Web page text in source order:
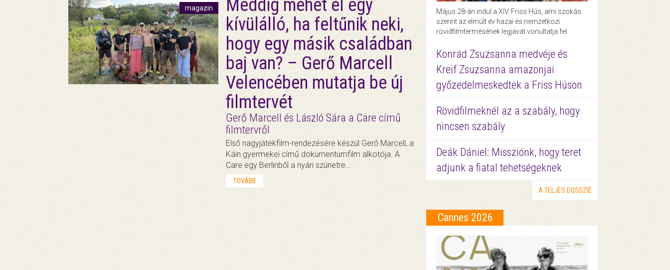
magazin
Meddig mehet el egy
kívülálló, ha feltűnik neki,
hogy egy másik családban
baj van? – Gerő Marcell
Velencében mutatja be új
filmtervét
Gerő Marcell és László Sára a Care című
filmtervről
Első nagyjátékfilm-rendezésére készül Gerő Marcell, a
Káin gyermekei című dokumentumfilm alkotója. A
Care egy Berlinből a nyári szünetre…
TOVÁBB
Május 28-án indul a XIV. Friss Hús, ami szokás
szerint az elmúlt év hazai és nemzetközi
rövidfilmtermésének legjavát vonultatja fel.
Konrád Zsuzsanna medvéje és
Kreif Zsuzsanna amazonjai
győzedelmeskedtek a Friss Húson
Rövidfilmeknél az a szabály, hogy
nincsen szabály
Deák Dániel: Missziónk, hogy teret
adjunk a fiatal tehetségeknek
A TELJES DOSSZIÉ
Cannes 2026